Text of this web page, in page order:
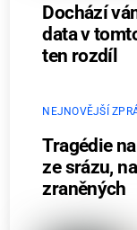
Dochází
data v
ten rozdíl
NEJNOVĚJŠÍ
Tragédie
ze srázu,
zraněných